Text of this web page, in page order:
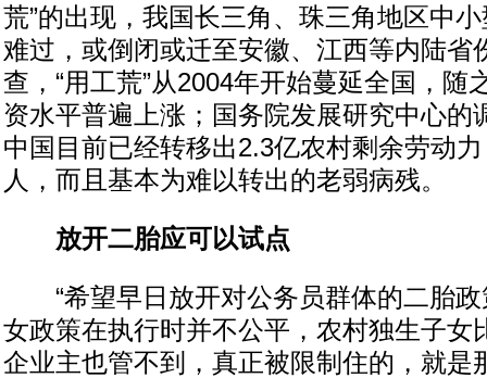
荒”的出现，我国长三角、珠三角地区中
难过，或倒闭或迁至安徽、江西等内陆省
查，“用工荒”从2004年开始蔓延全国，随
资水平普遍上涨；国务院发展研究中心的
中国目前已经转移出2.3亿农村剩余劳动
人，而且基本为难以转出的老弱病残。
放开二胎应可以试点
“希望早日放开对公务员群体的二胎政
女政策在执行时并不公平，农村独生子女
企业主也管不到，真正被限制住的，就是